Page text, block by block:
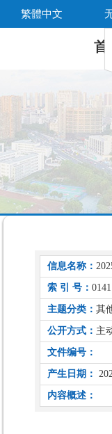
繁體中文
首
信息名称：
索 引 号：
主题分类： 其
公开方式： 主
文件编号：
产生日期：
内容概述：